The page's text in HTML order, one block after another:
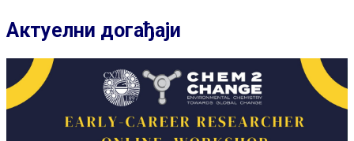
Актуелни догађаји